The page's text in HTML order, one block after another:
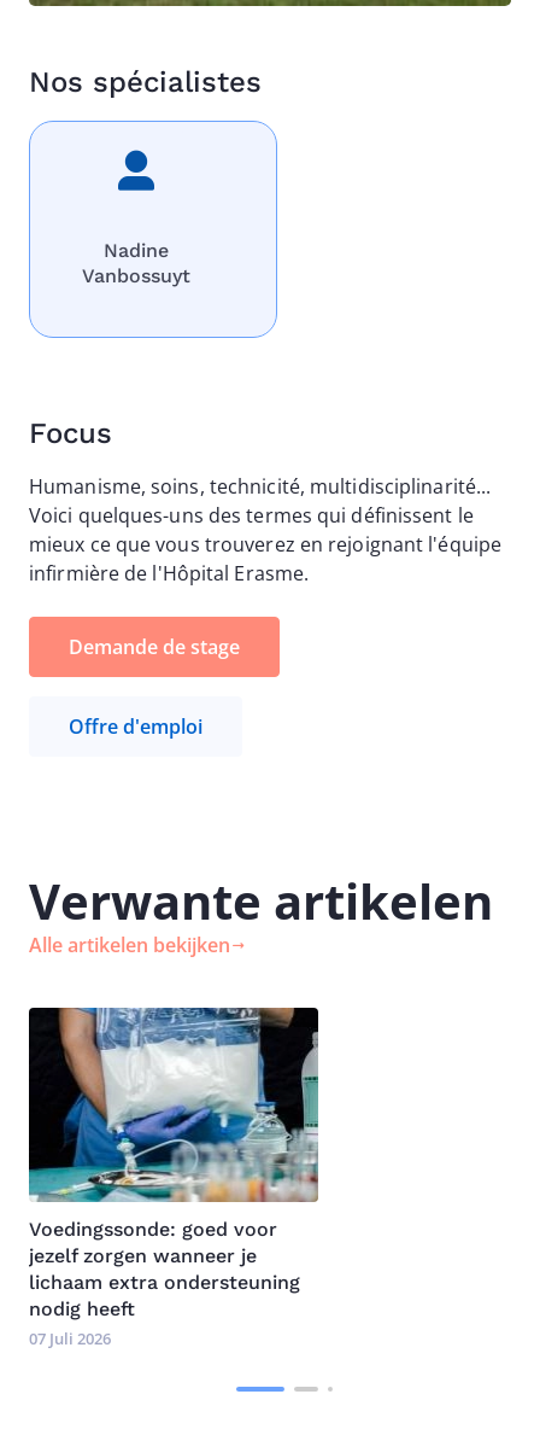
Nos spécialistes
Nadine
Vanbossuyt
Focus
Humanisme, soins, technicité, multidisciplinarité...
Voici quelques-uns des termes qui définissent le
mieux ce que vous trouverez en rejoignant l'équipe
infirmière de l'Hôpital Erasme.
Demande de stage
Offre d'emploi
Verwante artikelen
Alle artikelen bekijken
Image
Voedingssonde: goed voor
jezelf zorgen wanneer je
lichaam extra ondersteuning
nodig heeft
07 Juli 2026